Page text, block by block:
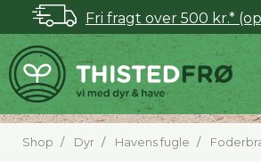
Fri fragt over 500 kr.*
Shop Dyr Havens fugle